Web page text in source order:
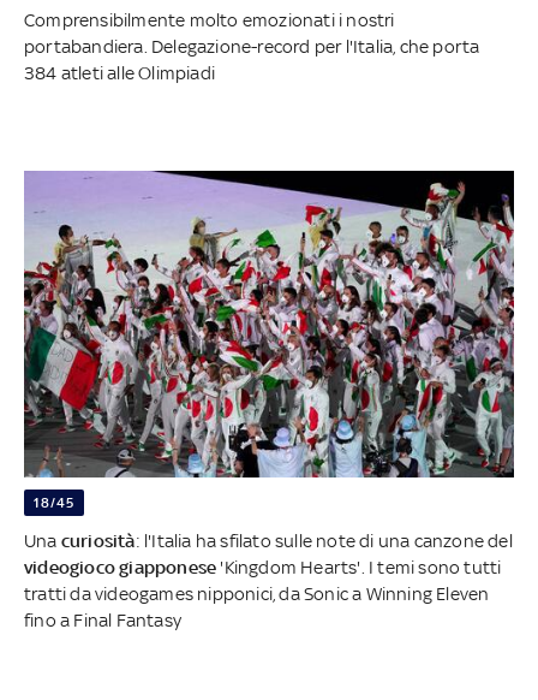
Comprensibilmente molto emozionati i nostri
portabandiera. Delegazione-record per l'Italia, che porta
384 atleti alle Olimpiadi
18/45
Una curiosità: l'Italia ha sfilato sulle note di una canzone del
videogiocogiapponese 'Kingdom Hearts'. I temi sono tutti
tratti da videogames nipponici, da Sonic a Winning Eleven
fino a Final Fantasy